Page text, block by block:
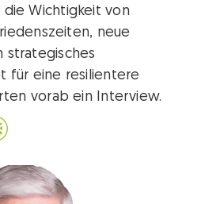
Wichtigkeit von
neue
strategisches
für eine resilientere
vorab ein Interview.